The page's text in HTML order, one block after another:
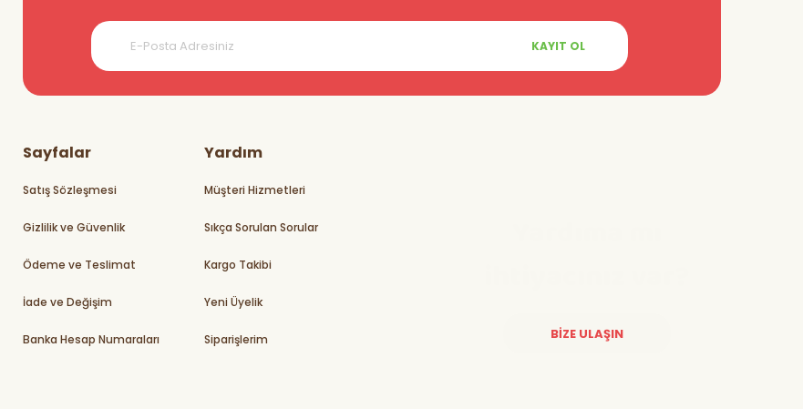
KAYIT OL
Sayfalar
Satış Sözleşmesi
Gizlilik ve Güvenlik
Ödeme ve Teslimat
İade ve Değişim
Banka Hesap Numaraları
Yardım
Müşteri Hizmetleri
Sıkça Sorulan Sorular
Kargo Takibi
Yeni Üyelik
Siparişlerim BİZE ULAŞIN